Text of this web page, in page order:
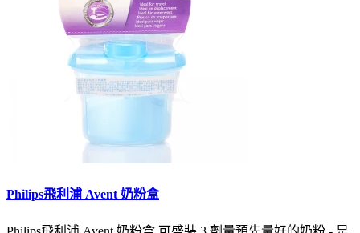
Philips飛利浦 Avent 奶粉盒